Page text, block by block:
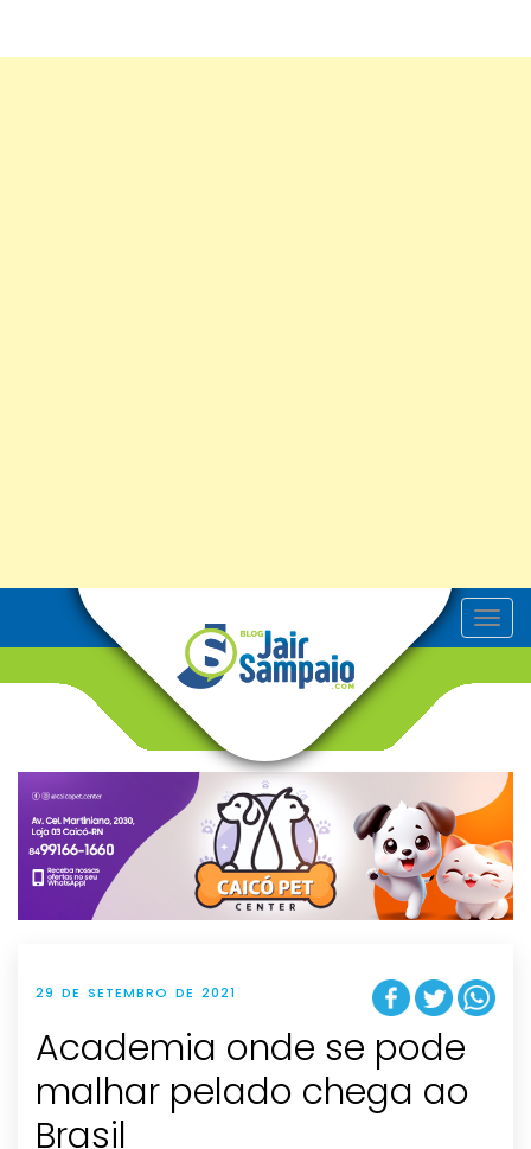
T
o
v
g
t
i
o
n
29 DE SETEMBRO DE 2021
Academia onde se pode
malhar pelado chega ao
Brasil